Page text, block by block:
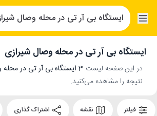
ایستگاه بی آر تی در محله وصال شیرازی
در این صفحه لیست 3 ایستگاه بی آر تی در محله وصال شیرازی
نتیجه را مشاهده می‌کنید.
فیلتر نقشه